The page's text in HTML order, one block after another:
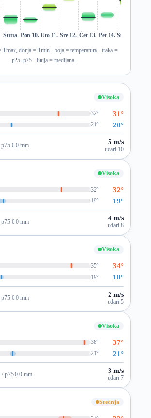
Sutra Pon 10. Uto 11. Sre 12. Čet 13. Pet 14. Sub 15.
Tmax, donja = Tmin · boja = temperatura · traka =
p25–p75 · linija = medijana
Visoka
32° 31°
21° 20°
p75 0.0 mm 5 m/s
udari 10
Visoka
32° 32°
19° 19°
p75 0.0 mm 4 m/s
udari 8
Visoka
35° 34°
19° 18°
p75 0.0 mm 2 m/s
udari 5
Visoka
38° 37°
21° 21°
/ p75 0.0 mm 3 m/s
udari 7
Srednja